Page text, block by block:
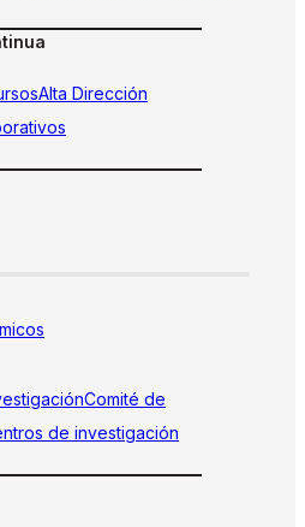
Alta Dirección
Comité de
de investigación